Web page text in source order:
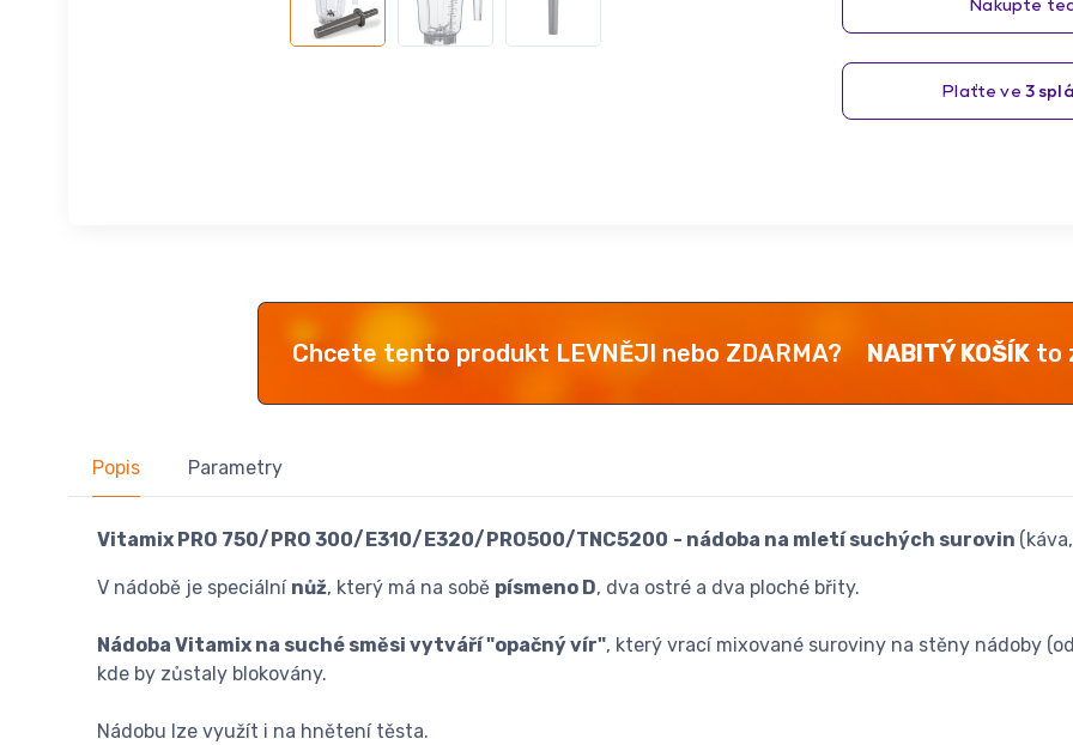
Chcete tento produkt LEVNĚJI nebo ZDARMA? NABITÝ KOŠÍKto
Popis Parametry
Vitamix PRO 750/PRO 300/E310/E320/PRO500/TNC5200 - nádoba na mletí suchých surovin
V nádobě je speciální nůž, který má na sobě písmeno D, dva ostré a dva ploché břity.
Nádoba Vitamix na suché směsi vytváří "opačný vír", který vrací mixované suroviny na stěny nádoby
kde by zůstaly blokovány.
Nádobu lze využít i na hnětení těsta.